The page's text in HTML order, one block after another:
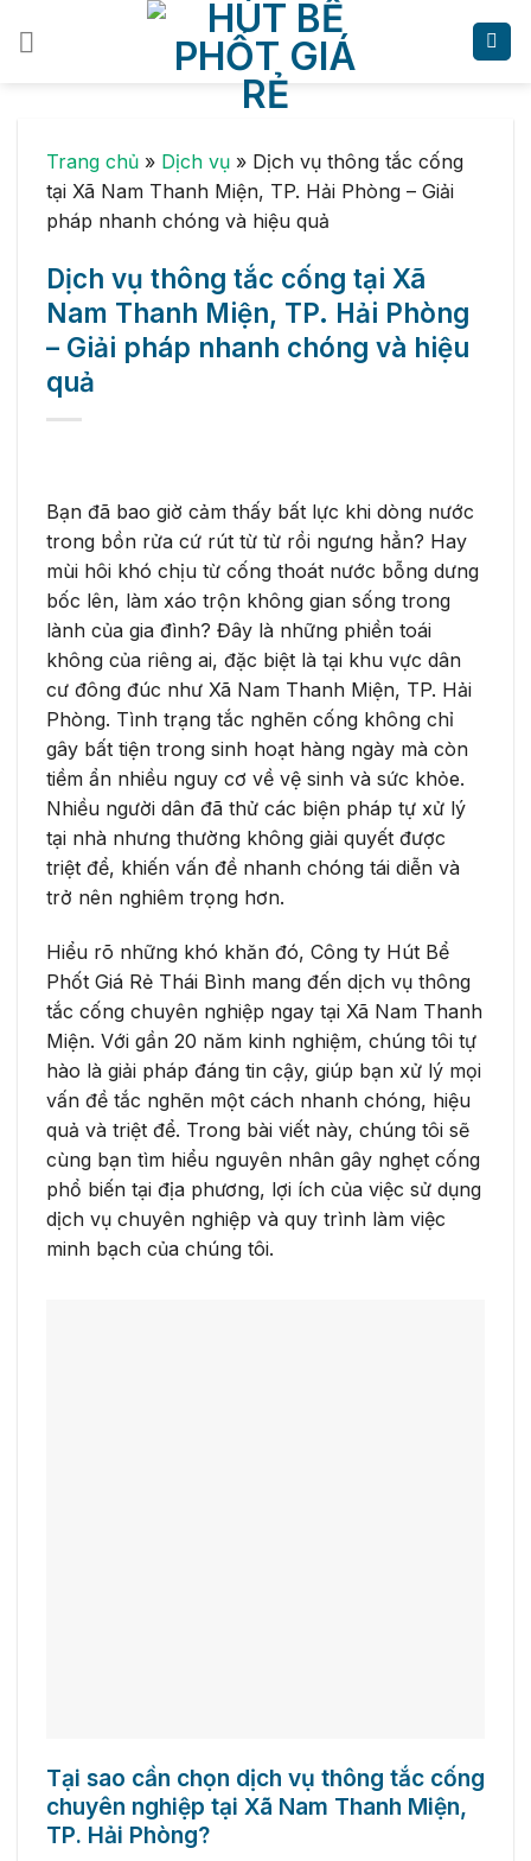
Trang chủ » Dịch vụ » Dịch vụ thông tắc cống
tại Xã Nam Thanh Miện, TP. Hải Phòng – Giải
pháp nhanh chóng và hiệu quả
Dịch vụ thông tắc cống tại Xã
Nam Thanh Miện, TP. Hải Phòng
– Giải pháp nhanh chóng và hiệu
quả
Bạn đã bao giờ cảm thấy bất lực khi dòng nước
trong bồn rửa cứ rút từ từ rồi ngưng hẳn? Hay
mùi hôi khó chịu từ cống thoát nước bỗng dưng
bốc lên, làm xáo trộn không gian sống trong
lành của gia đình? Đây là những phiền toái
không của riêng ai, đặc biệt là tại khu vực dân
cư đông đúc như Xã Nam Thanh Miện, TP. Hải
Phòng. Tình trạng tắc nghẽn cống không chỉ
gây bất tiện trong sinh hoạt hàng ngày mà còn
tiềm ẩn nhiều nguy cơ về vệ sinh và sức khỏe.
Nhiều người dân đã thử các biện pháp tự xử lý
tại nhà nhưng thường không giải quyết được
triệt để, khiến vấn đề nhanh chóng tái diễn và
trở nên nghiêm trọng hơn.
Hiểu rõ những khó khăn đó, Công ty Hút Bể
Phốt Giá Rẻ Thái Bình mang đến dịch vụ thông
tắc cống chuyên nghiệp ngay tại Xã Nam Thanh
Miện. Với gần 20 năm kinh nghiệm, chúng tôi tự
hào là giải pháp đáng tin cậy, giúp bạn xử lý mọi
vấn đề tắc nghẽn một cách nhanh chóng, hiệu
quả và triệt để. Trong bài viết này, chúng tôi sẽ
cùng bạn tìm hiểu nguyên nhân gây nghẹt cống
phổ biến tại địa phương, lợi ích của việc sử dụng
dịch vụ chuyên nghiệp và quy trình làm việc
minh bạch của chúng tôi.
Tại sao cần chọn dịch vụ thông tắc cống
chuyên nghiệp tại Xã Nam Thanh Miện,
TP. Hải Phòng?